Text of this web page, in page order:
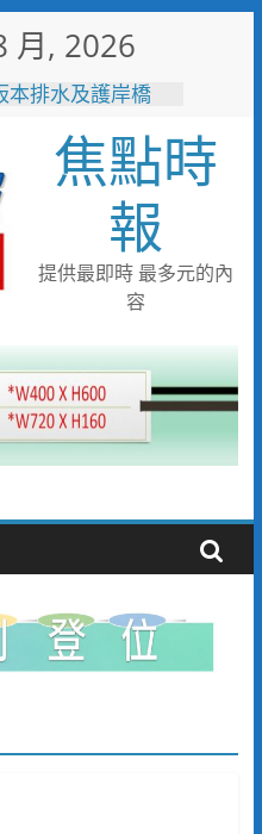
月, 2026
進門 彰化縣獨居
啟動
、秀水淹水問題
高雄義享時尚廣
祭三重超狂優惠
方解方！彰化市
成10對佳偶
人魏平政率議員團
翻轉彰化打造新
焦點時
報
提供最即時 最多元的內
容